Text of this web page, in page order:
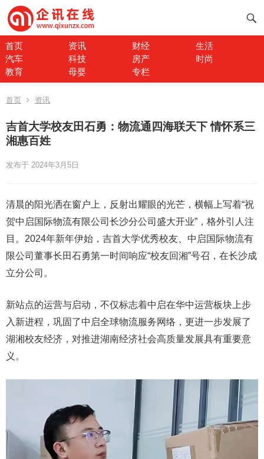
首页 资讯 财经
生活
汽车
科技 房产
时尚
教育
母婴 专栏
首页 资讯
吉首大学校友田石勇：物流通四海联天下 情怀系三
湘惠百姓
发布于 2024年3月5日
清晨的阳光洒在窗户上，反射出耀眼的光芒，横幅上写着“祝
贺中启国际物流有限公司长沙分公司盛大开业”，格外引人注
目。2024年新年伊始，吉首大学优秀校友、中启国际物流有
限公司董事长田石勇第一时间响应“校友回湘”号召，在长沙成
立分公司。
新站点的运营与启动，不仅标志着中启在华中运营板块上步
入新进程，巩固了中启全球物流服务网络，更进一步发展了
湖湘校友经济，对推进湖南经济社会高质量发展具有重要意
义。